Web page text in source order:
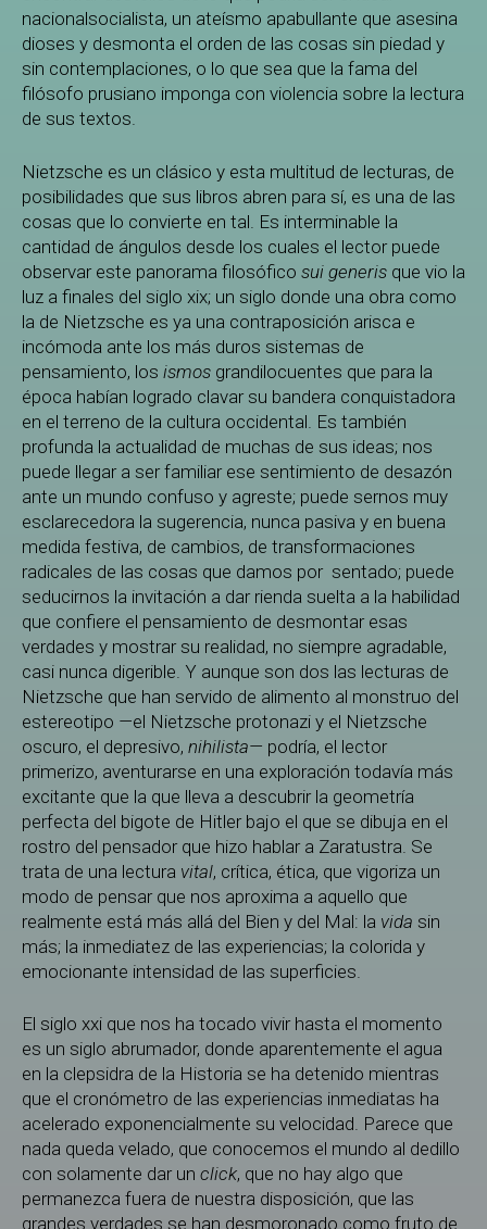
nacionalsocialista, un ateísmo apabullante que asesina
dioses y desmonta el orden de las cosas sin piedad y
sin contemplaciones, o lo que sea que la fama del
filósofo prusiano imponga con violencia sobre la lectura
de sus textos.
Nietzsche es un clásico y esta multitud de lecturas, de
posibilidades que sus libros abren para sí, es una de las
cosas que lo convierte en tal. Es interminable la
cantidad de ángulos desde los cuales el lector puede
observar este panorama filosófico sui generis que vio la
luz a finales del siglo xix; un siglo donde una obra como
la de Nietzsche es ya una contraposición arisca e
incómoda ante los más duros sistemas de
pensamiento, los ismos grandilocuentes que para la
época habían logrado clavar su bandera conquistadora
en el terreno de la cultura occidental. Es también
profunda la actualidad de muchas de sus ideas; nos
puede llegar a ser familiar ese sentimiento de desazón
ante un mundo confuso y agreste; puede sernos muy
esclarecedora la sugerencia, nunca pasiva y en buena
medida festiva, de cambios, de transformaciones
radicales de las cosas que damos por sentado; puede
seducirnos la invitación a dar rienda suelta a la habilidad
que confiere el pensamiento de desmontar esas
verdades y mostrar su realidad, no siempre agradable,
casi nunca digerible. Y aunque son dos las lecturas de
Nietzsche que han servido de alimento al monstruo del
estereotipo —el Nietzsche protonazi y el Nietzsche
oscuro, el depresivo, nihilista— podría, el lector
primerizo, aventurarse en una exploración todavía más
excitante que la que lleva a descubrir la geometría
perfecta del bigote de Hitler bajo el que se dibuja en el
rostro del pensador que hizo hablar a Zaratustra. Se
trata de una lectura vital, crítica, ética, que vigoriza un
modo de pensar que nos aproxima a aquello que
realmente está más allá del Bien y del Mal: la vida sin
más; la inmediatez de las experiencias; la colorida y
emocionante intensidad de las superficies.
El siglo xxi que nos ha tocado vivir hasta el momento
es un siglo abrumador, donde aparentemente el agua
en la clepsidra de la Historia se ha detenido mientras
que el cronómetro de las experiencias inmediatas ha
acelerado exponencialmente su velocidad. Parece que
nada queda velado, que conocemos el mundo al dedillo
con solamente dar un click, que no hay algo que
permanezca fuera de nuestra disposición, que las
grandes verdades se han desmoronado como fruto de